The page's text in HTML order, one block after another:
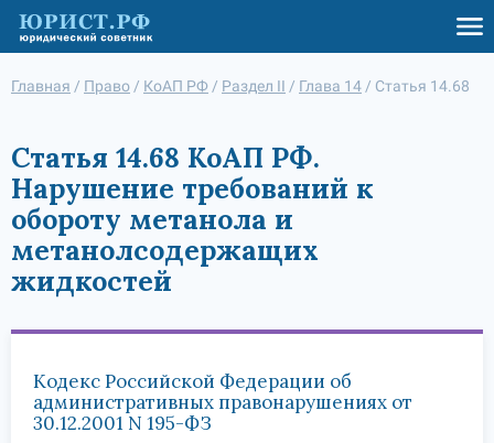
Главная / Право / КоАП РФ / Раздел II / Глава 14 / Статья 14.68
Статья 14.68 КоАП РФ.
Нарушение требований к
обороту метанола и
метанолсодержащих
жидкостей
Кодекс Российской Федерации об
административных правонарушениях от
30.12.2001 N 195-ФЗ